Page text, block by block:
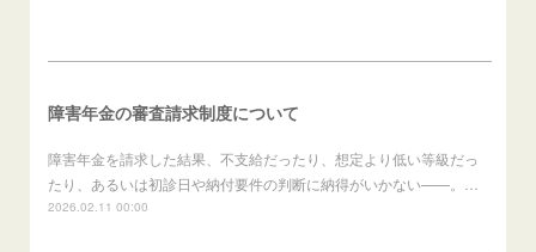
障害年金の審査請求制度について
障害年金を請求した結果、不支給だったり、想定より低い等級だっ
たり、あるいは初診日や納付要件の判断に納得がいかない——。…
2026.02.11 00:00